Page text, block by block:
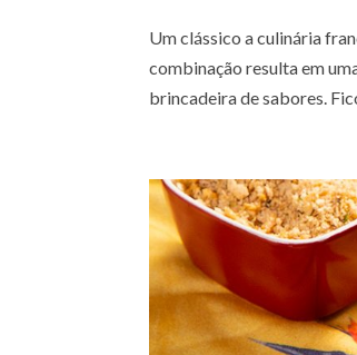
Um clássico a culinária
combinação resulta em
brincadeira de sabores.